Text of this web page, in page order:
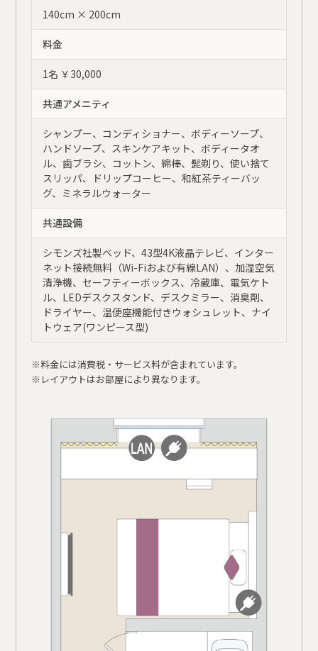
140cm × 200cm
料金
1名 ￥30,000
共通アメニティ
シャンプー、コンディショナー、ボディーソープ、
ハンドソープ、スキンケアキット、ボディータオ
ル、歯ブラシ、コットン、綿棒、髭剃り、使い捨て
スリッパ、ドリップコーヒー、和紅茶ティーバッ
グ、ミネラルウォーター
共通設備
シモンズ社製ベッド、43型4K液晶テレビ、インター
ネット接続無料（Wi-Fiおよび有線LAN）、加湿空気
清浄機、セーフティーボックス、冷蔵庫、電気ケト
ル、LEDデスクスタンド、デスクミラー、消臭剤、
ドライヤー、温便座機能付きウォシュレット、ナイ
トウェア(ワンピース型)
※料金には消費税・サービス料が含まれています。
※レイアウトはお部屋により異なります。